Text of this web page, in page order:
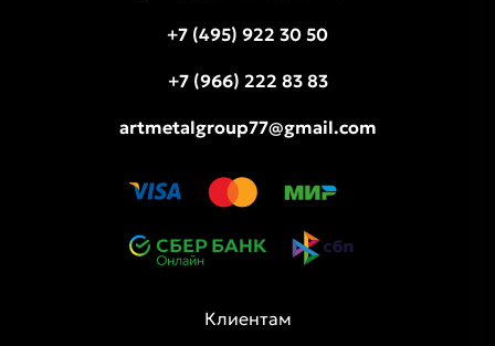
+7 (495) 922 30 50
+7 (966) 222 83 83
artmetalgroup77@gmail.com
Клиентам